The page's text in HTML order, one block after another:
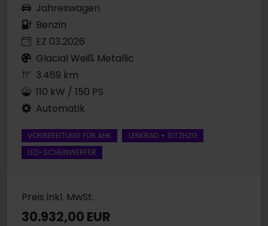
Jahreswagen
Benzin
EZ 03.2026
Glacial Weiß Metallic
3.469 km
110 kW / 150 PS
Automatik
VORBEREITUNG FÜR AHK
LENKRAD + SITZHZG
LED-SCHEINWERFER
Preis inkl. MwSt.
30.932,00 EUR